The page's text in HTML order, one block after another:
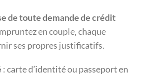
de toute demande de crédit
en couple, chaque
ses propres justificatifs.
: carte d’identité ou passeport en